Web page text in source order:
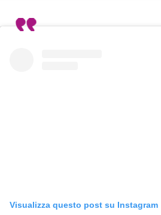
Visualizza questo post su Instagram